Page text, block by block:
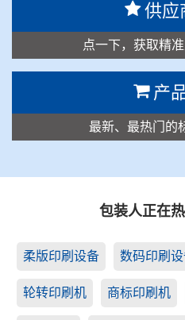
供应
点一下，获取精
产
最新、最热门的
包装人正在
柔版印刷设备 数码印刷
轮转印刷机 商标印刷机